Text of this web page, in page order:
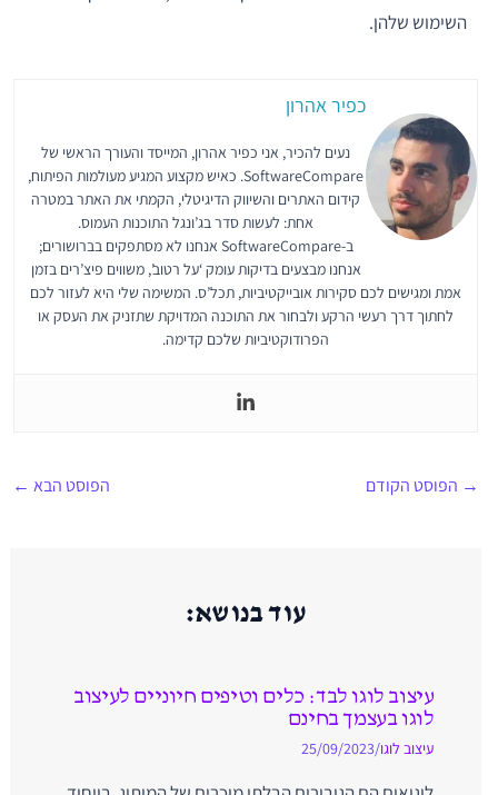
השימוש שלהן.
כפיר אהרון
נעים להכיר, אני כפיר אהרון, המייסד והעורך הראשי של
SoftwareCompare. כאיש מקצוע המגיע מעולמות הפיתוח,
קידום האתרים והשיווק הדיגיטלי, הקמתי את האתר במטרה
אחת: לעשות סדר בג’ונגל התוכנות העמוס.
ב-SoftwareCompare אנחנו לא מסתפקים בברושורים;
אנחנו מבצעים בדיקות עומק ‘על רטוב’, משווים פיצ’רים בזמן
אמת ומגישים לכם סקירות אובייקטיביות, תכל’ס. המשימה שלי היא לעזור לכם
לחתוך דרך רעשי הרקע ולבחור את התוכנה המדויקת שתזניק את העסק או
הפרודוקטיביות שלכם קדימה.
→ הפוסט הקודם הפוסט הבא ←
עוד בנושא:
עיצוב לוגו לבד: כלים וטיפים חיוניים לעיצוב
לוגו בעצמך בחינם
עיצוב לוגו/
25/09/2023